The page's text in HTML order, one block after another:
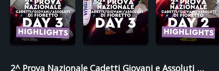
2^ Prova Nazionale Cadetti Giovani e Assoluti di Spada - Legnano 2026